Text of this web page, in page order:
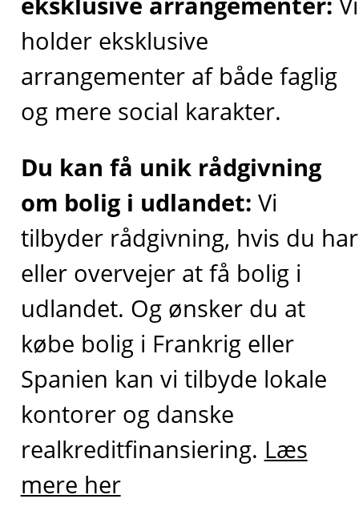
holder eksklusive
arrangementer af både faglig
og mere social karakter.
Du kan få unik rådgivning
om bolig i udlandet: Vi
tilbyder rådgivning, hvis du har
eller overvejer at få bolig i
udlandet. Og ønsker du at
købe bolig i Frankrig eller
Spanien kan vi tilbyde lokale
kontorer og danske
realkreditfinansiering. Læs
mere her